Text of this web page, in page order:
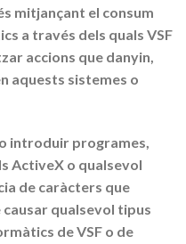
mitjançant el consum
a través dels quals VSF
accions que danyin,
aquests sistemes o
introduir programes,
ActiveX o qualsevol
de caràcters que
causar qualsevol tipus
de VSF o de